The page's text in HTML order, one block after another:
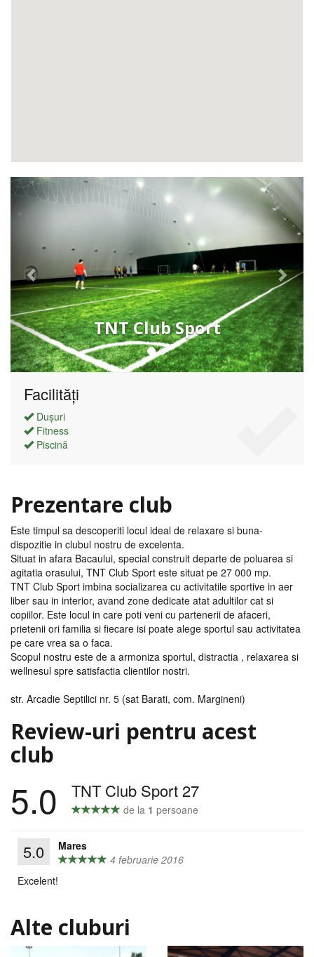
TNT Club Sport
Previous Next
Facilități
Dușuri
Fitness
Piscină
Prezentare club
Este timpul sa descoperiti locul ideal de relaxare si buna-
dispozitie in clubul nostru de excelenta.
Situat in afara Bacaului, special construit departe de poluarea si
agitatia orasului, TNT Club Sport este situat pe 27 000 mp.
TNT Club Sport imbina socializarea cu activitatile sportive in aer
liber sau in interior, avand zone dedicate atat adultilor cat si
copiilor. Este locul in care poti veni cu partenerii de afaceri,
prietenii ori familia si fiecare isi poate alege sportul sau activitatea
pe care vrea sa o faca.
Scopul nostru este de a armoniza sportul, distractia , relaxarea si
wellnesul spre satisfactia clientilor nostri.
str. Arcadie Septilici nr. 5 (sat Barati, com. Margineni)
Review-uri pentru acest
club
5.0 TNT Club Sport 27
de la 1 persoane
5.0
Mares
4 februarie 2016
Excelent!
Alte cluburi